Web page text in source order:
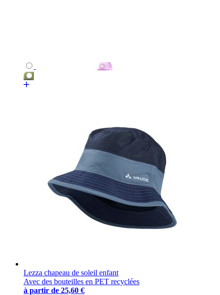
Lezza chapeau de soleil enfant
Avec des bouteilles en PET recyclées
à partir de 25,60 €